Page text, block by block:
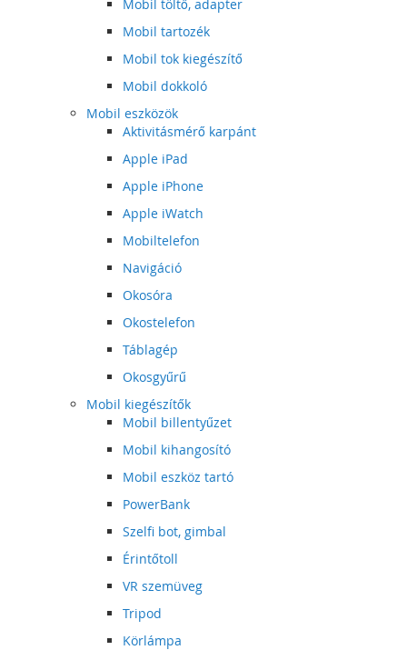
Mobil töltő, adapter
Mobil tartozék
Mobil tok kiegészítő
Mobil dokkoló
Mobil eszközök
Aktivitásmérő karpánt
Apple iPad
Apple iPhone
Apple iWatch
Mobiltelefon
Navigáció
Okosóra
Okostelefon
Táblagép
Okosgyűrű
Mobil kiegészítők
Mobil billentyűzet
Mobil kihangosító
Mobil eszköz tartó
PowerBank
Szelfi bot, gimbal
Érintőtoll
VR szemüveg
Tripod
Körlámpa